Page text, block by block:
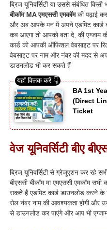
ब्रिज यूनिवर्सिटी या उससे संबंधित
बीकॉम MA एमएससी एमकॉमकी पढ़ाई
और अब आपके मन में अपने एडमिट कार्ड
कब आएगा तो आपको बता दे, की एग्जाम
कार्ड को आपकी ऑफिशल वेबसाइट पर
वेबसाइट पर नाम और नंबर की मदद से
डाउनलोड भी कर सकते हैं
BA 1st
(Direct
Ticket
वेज यूनिवर्सिटी बीए
ब्रिज यूनिवर्सिटी से ग्रेजुएशन कर रहे
बीएससी बीकॉम मा एमएससी एमकॉम
सकते हैं एडमिट कार्ड डाउनलोड करने
रोल नंबर नाम की आवश्यकता होगी और
से डाउनलोड कर पाएंगे और आप भी